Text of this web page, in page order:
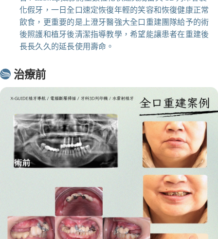
化假牙，一日全口速定恢復年輕的笑容和恢復健康正常
飲食，更重要的是上澄牙醫強大全口重建團隊給予的術
後照護和植牙後清潔指導教學，希望能讓患者在重建後
長長久久的延長使用壽命。
治療前